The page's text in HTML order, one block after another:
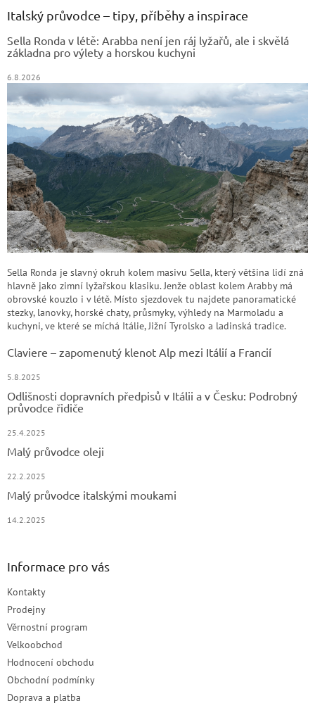
Italský průvodce – tipy, příběhy a inspirace
Sella Ronda v létě: Arabba není jen ráj lyžařů, ale i skvělá
základna pro výlety a horskou kuchyni
6.8.2026
Sella Ronda je slavný okruh kolem masivu Sella, který většina lidí zná
hlavně jako zimní lyžařskou klasiku. Jenže oblast kolem Arabby má
obrovské kouzlo i v létě. Místo sjezdovek tu najdete panoramatické
stezky, lanovky, horské chaty, průsmyky, výhledy na Marmoladu a
kuchyni, ve které se míchá Itálie, Jižní Tyrolsko a ladinská tradice.
Claviere – zapomenutý klenot Alp mezi Itálií a Francií
5.8.2025
Odlišnosti dopravních předpisů v Itálii a v Česku: Podrobný
průvodce řidiče
25.4.2025
Malý průvodce oleji
22.2.2025
Malý průvodce italskými moukami
14.2.2025
Informace pro vás
Kontakty
Prodejny
Věrnostní program
Velkoobchod
Hodnocení obchodu
Obchodní podmínky
Doprava a platba